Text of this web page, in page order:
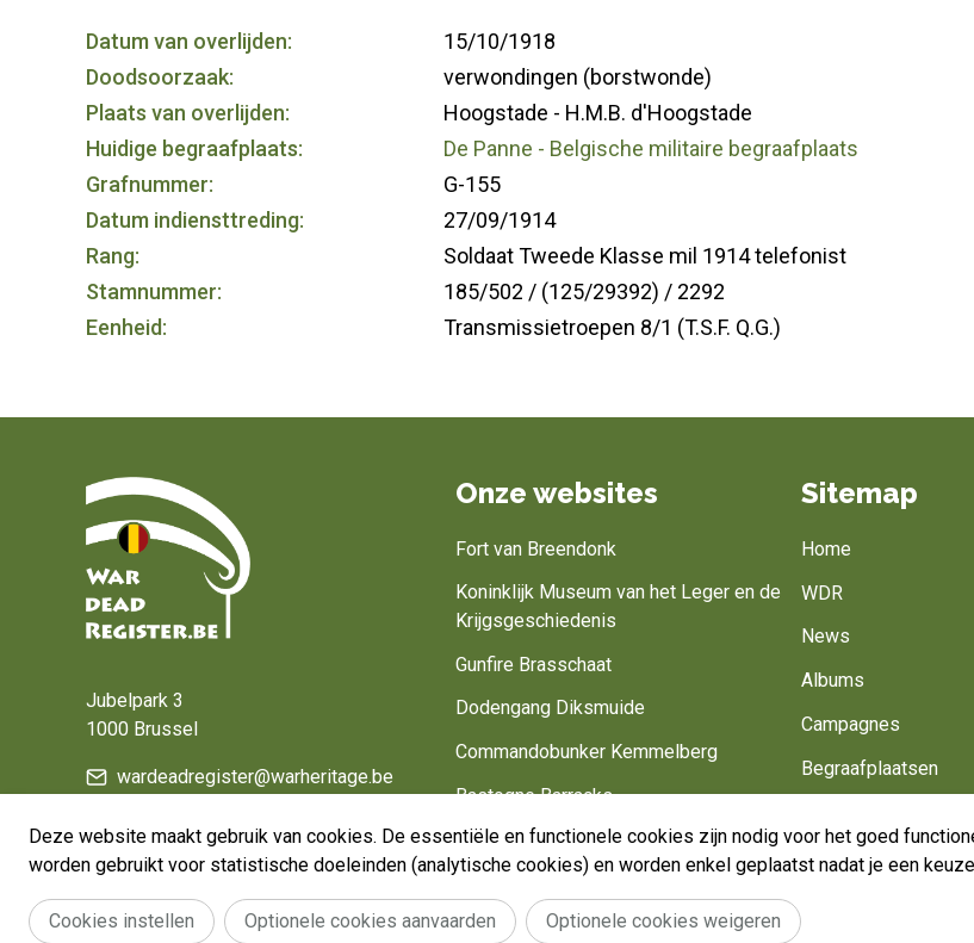
Deze website maakt gebruik van cookies. De essentiële en functionele cookies zijn nodig voor het goed
worden gebruikt voor statistische doeleinden (analytische cookies) en worden enkel geplaatst nadat je een
Cookies instellen Optionele cookies aanvaarden Optionele cookies weigeren
Datum van overlijden:
15/10/1918
Doodsoorzaak:
verwondingen (borstwonde)
Plaats van overlijden:
Hoogstade - H.M.B. d'Hoogstade
Huidige begraafplaats:
De Panne - Belgische militaire begraafplaats
Grafnummer:
G-155
Datum indiensttreding:
27/09/1914
Rang:
Soldaat Tweede Klasse mil 1914 telefonist
Stamnummer:
185/502 / (125/29392) / 2292
Eenheid:
Transmissietroepen 8/1 (T.S.F. Q.G.)
Jubelpark 3
1000 Brussel
wardeadregister@warheritage.be
Onze websites
Fort van Breendonk
Koninklijk Museum van het Leger en de
Krijgsgeschiedenis
Gunfire Brasschaat
Dodengang Diksmuide
Commandobunker Kemmelberg
Bastogne Barracks
Belgium, Battlefield of Europe
Sitemap
Home
WDR
News
Albums
Campagnes
Begraafplaatsen
Werk mee